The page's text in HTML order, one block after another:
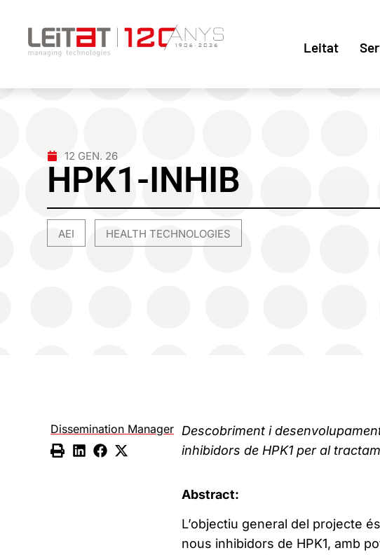
Leitat
12 GEN. 26
HPK1-INHIB
AEI HEALTH TECHNOLOGIES
Dissemination Manager Descobriment i
inhibidors de HPK1 per al
Abstract:
L’objectiu general del projecte
nous inhibidors de HPK1, amb